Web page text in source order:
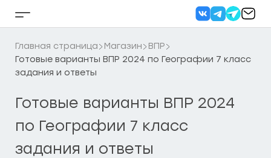
Кнопка
бокового
меню
Главная страница Магазин
ВПР
Готовые варианты ВПР 2024 по Географии 7 класс
задания и ответы
Готовые варианты ВПР 2024
по Географии 7 класс
задания и ответы